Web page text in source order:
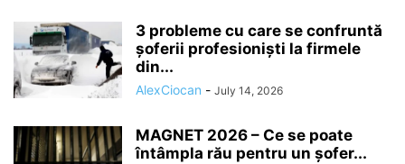
3 probleme cu care se confruntă
șoferii profesioniști la firmele
din...
AlexCiocan - July 14, 2026
MAGNET 2026 – Ce se poate
întâmpla rău pentru un șofer...